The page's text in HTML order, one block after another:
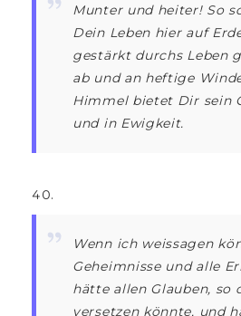
Munter und heiter! So
Dein Leben hier auf
gestärkt durchs Leben
ab und an heftige
Himmel bietet Dir sein
und in Ewigkeit.
Wenn ich weissagen
Geheimnisse und alle
hätte allen Glauben, so
versetzen könnte, und